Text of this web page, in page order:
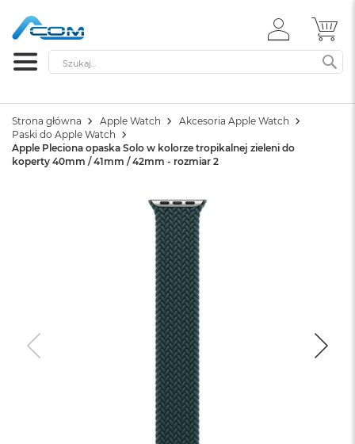
ZALOGUJ
SIĘ
Szukaj
Strona główna Apple Watch
Akcesoria Apple Watch
Paski do Apple Watch
Apple Pleciona opaska Solo w kolorze tropikalnej zieleni do
koperty 40mm / 41mm / 42mm - rozmiar 2